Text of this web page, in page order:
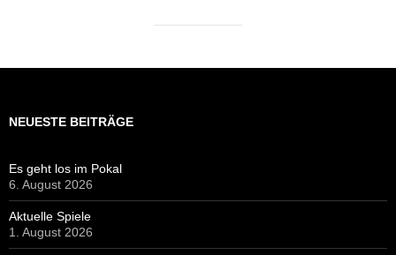
NEUESTE BEITRÄGE
Es geht los im Pokal
6. August 2026
Aktuelle Spiele
1. August 2026